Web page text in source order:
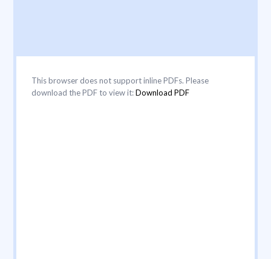
This browser does not support inline PDFs. Please
download the PDF to view it:Download PDF